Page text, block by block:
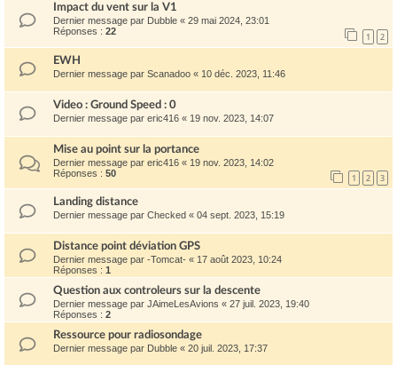
Impact du vent sur la V1
Dernier message par Dubble « 29 mai 2024, 23:01
Réponses : 22 1 2
EWH
Dernier message par Scanadoo « 10 déc. 2023, 11:46
Video : Ground Speed : 0
Dernier message par eric416 « 19 nov. 2023, 14:07
Mise au point sur la portance
Dernier message par eric416 « 19 nov. 2023, 14:02
Réponses : 50 1 2 3
Landing distance
Dernier message par Checked « 04 sept. 2023, 15:19
Distance point déviation GPS
Dernier message par -Tomcat- « 17 août 2023, 10:24
Réponses : 1
Question aux controleurs sur la descente
Dernier message par JAimeLesAvions « 27 juil. 2023, 19:40
Réponses : 2
Ressource pour radiosondage
Dernier message par Dubble « 20 juil. 2023, 17:37